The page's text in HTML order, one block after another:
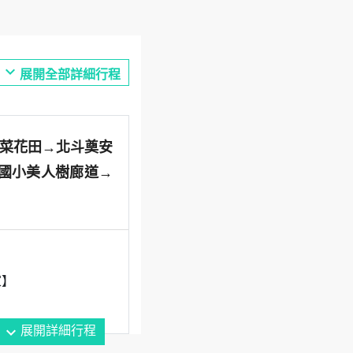
expand_more 展開全部詳細行程
花田→北斗奠安
小美人樹廊道→
expand_more展開詳細行程